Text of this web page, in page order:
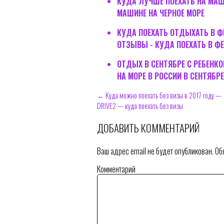
МАШИНЕ НА ЧЕРНОЕ МОРЕ
КУДА ПОЕХАТЬ ОТДЫХАТЬ В
ОТЗЫВЫ - КУДА ПОЕХАТЬ В
ОТДЫХ В СЕНТЯБРЕ С
НА МОРЕ В РОССИИ В
← Куда можно поехать без визы в 2017 году —
DRIVE2 — куда поехать без визы
ДОБАВИТЬ КОММЕНТАРИЙ
Ваш адрес email не будет опубликован.
Комментарий